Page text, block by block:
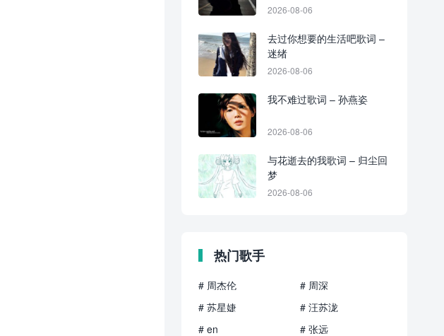
2026-08-06
去过你想要的生活吧歌词 –
迷绪
2026-08-06
我不难过歌词 – 孙燕姿
2026-08-06
与花逝去的我歌词 – 归尘回
梦
2026-08-06
热门歌手
# 周杰伦
# 周深
# 苏星婕
# 汪苏泷
# en
# 张远